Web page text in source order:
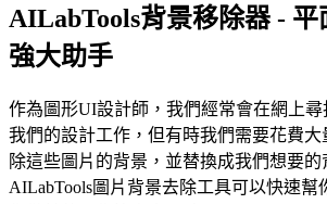
AILabTools背景移除器 -
強大助手
作為圖形UI設計師，我們經常會在網上
我們的設計工作，但有時我們需要花費
除這些圖片的背景，並替換成我們想要的
AILabTools圖片背景去除工具可以快速幫